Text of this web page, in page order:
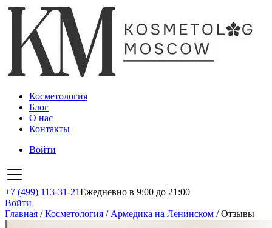
Косметология
Блог
О нас
Контакты
Войти
+7 (499) 113-31-21Ежедневно в 9:00 до 21:00
Войти
Главная /Косметология / Армедика на Ленинском /Отзывы